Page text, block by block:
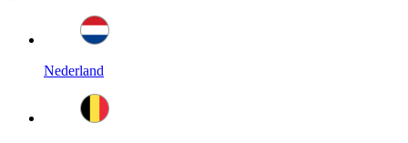
Nederland